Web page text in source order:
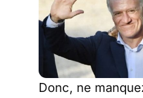
Donc, ne